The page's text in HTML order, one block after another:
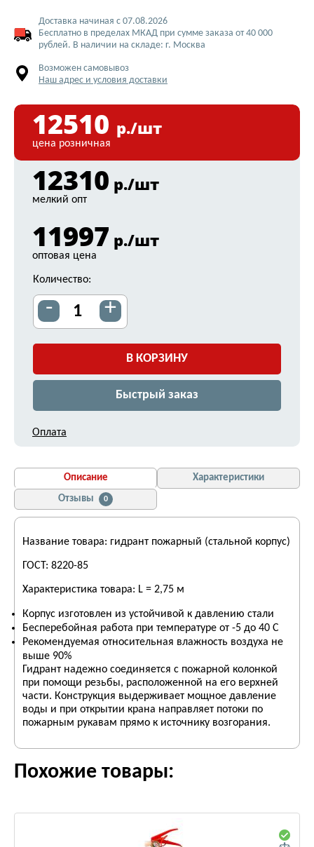
Доставка начиная с 07.08.2026
Бесплатно в пределах МКАД при сумме заказа от 40 000
рублей. В наличии на складе: г. Москва
Возможен самовывоз
Наш адрес и условия доставки
12510 р./шт
цена розничная
12310 р./шт
мелкий опт
11997 р./шт
оптовая цена
Количество:
- +
В КОРЗИНУ
Быстрый заказ
Оплата
Описание
Характеристики
Отзывы
0
Название товара: гидрант пожарный (стальной корпус)
ГОСТ: 8220-85
Характеристика товара: L = 2,75 м
Корпус изготовлен из устойчивой к давлению стали
Бесперебойная работа при температуре от -5 до 40 С
Рекомендуемая относительная влажность воздуха не
выше 90%
Гидрант надежно соединяется с пожарной колонкой
при помощи резьбы, расположенной на его верхней
части. Конструкция выдерживает мощное давление
воды и при открытии крана направляет потоки по
пожарным рукавам прямо к источнику возгорания.
Похожие товары: